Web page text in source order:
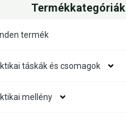
Termékkategóriák
termék
táskák és csomagok
mellény